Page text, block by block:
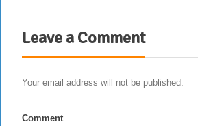
Leave a Comment
Your email address will not be published.
Comment